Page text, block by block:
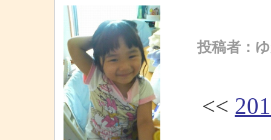
投稿者：
<<